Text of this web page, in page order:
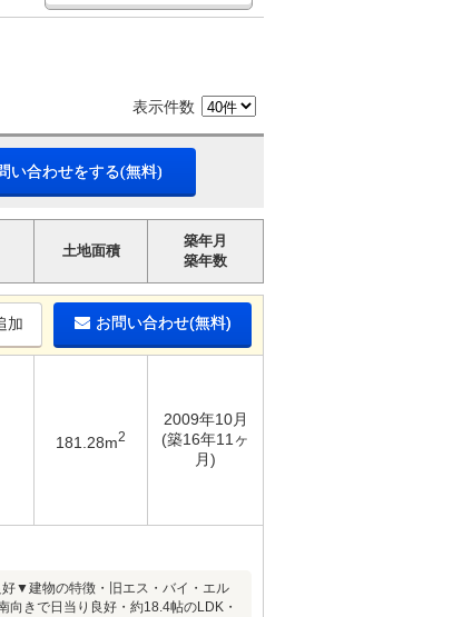
表示件数
い合わせをする(無料)
土地面積
築年月
築年数
加 お問い合わせ(無料)
181.28m2
2009年10月
(築16年11ヶ
月)
▼建物の特徴・旧エス・バイ・エル
きで日当り良好・約18.4帖のLDK・